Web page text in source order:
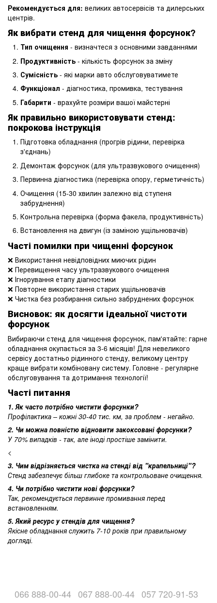
Рекомендується для: великих автосервісів та дилерських
центрів.
Як вибрати стенд для чищення форсунок?
Тип очищення - визначтеся з основними завданнями
Продуктивність - кількість форсунок за зміну
Сумісність - які марки авто обслуговуватимете
Функціонал - діагностика, промивка, тестування
Габарити - врахуйте розміри вашої майстерні
Як правильно використовувати стенд:
покрокова інструкція
Підготовка обладнання (прогрів рідини, перевірка
з'єднань)
Демонтаж форсунок (для ультразвукового очищення)
Первинна діагностика (перевірка опору, герметичність)
Очищення (15-30 хвилин залежно від ступеня
забруднення)
Контрольна перевірка (форма факела, продуктивність)
Встановлення на двигун (із заміною ущільнювачів)
Часті помилки при чищенні форсунок
❌ Використання невідповідних миючих рідин
❌ Перевищення часу ультразвукового очищення
❌ Ігнорування етапу діагностики
❌ Повторне використання старих ущільнювачів
❌ Чистка без розбирання сильно забруднених форсунок
Висновок: як досягти ідеальної чистоти
форсунок
Вибираючи стенд для чищення форсунок, пам'ятайте: гарне
обладнання окупається за 3-6 місяців! Для невеликого
сервісу достатньо рідинного стенду, великому центру
краще вибрати комбіновану систему. Головне - регулярне
обслуговування та дотримання технології!
Часті питання
1. Як часто потрібно чистити форсунки?
Профілактика – кожні 30-40 тис. км, за проблем - негайно.
2. Чи можна повністю відновити закоксовані форсунки?
У 70% випадків - так, але іноді простіше замінити.
<
3. Чим відрізняється чистка на стенді від "крапельниці"?
Стенд забезпечує більш глибоке та контрольоване очищення.
4. Чи потрібно чистити нові форсунки?
Так, рекомендується первинне промивання перед
встановленням.
5. Який ресурс у стендів для чищення?
Якісне обладнання служить 7-10 років при правильному
догляді.
066 888-00-44 067 888-00-44 057 720-91-53